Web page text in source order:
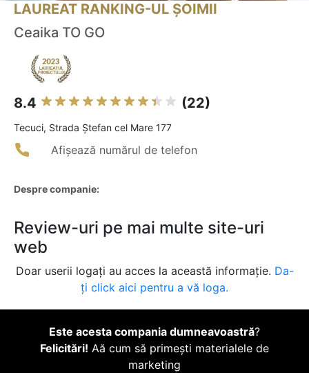
LAUREAT RANKING-UL ȘOIMII
Ceaika TO GO
8.4 (22)
Tecuci, Strada Ștefan cel Mare 177
Afișează numărul de telefon
Despre companie:
Review-uri pe mai multe site-uri
web
Doar userii logați au acces la această informație. Da-
ți click aici pentru a vă loga.
Este acesta compania dumneavoastră?
Felicitări! Aă cum să primești materialele de
marketing